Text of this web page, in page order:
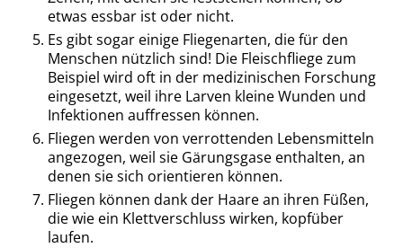
etwas essbar ist oder nicht.
Es gibt sogar einige Fliegenarten, die für den
Menschen nützlich sind! Die Fleischfliege zum
Beispiel wird oft in der medizinischen Forschung
eingesetzt, weil ihre Larven kleine Wunden und
Infektionen auffressen können.
Fliegen werden von verrottenden Lebensmitteln
angezogen, weil sie Gärungsgase enthalten, an
denen sie sich orientieren können.
Fliegen können dank der Haare an ihren Füßen,
die wie ein Klettverschluss wirken, kopfüber
laufen.